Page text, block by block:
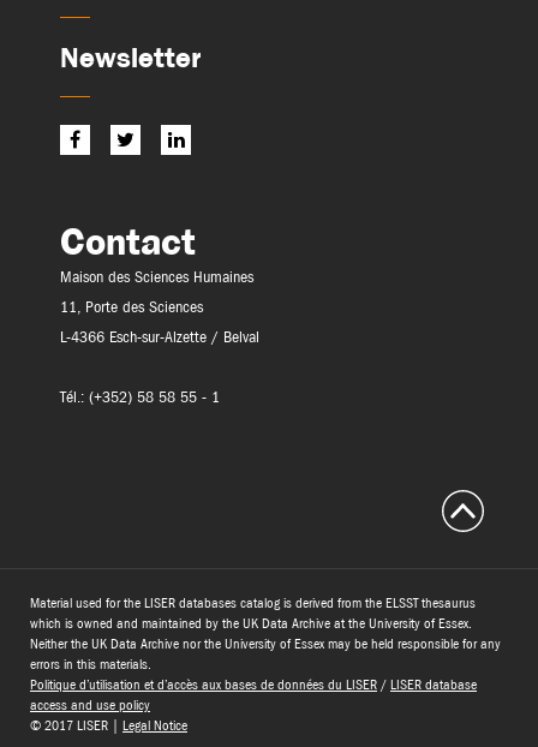
Newsletter
Contact
Maison des Sciences Humaines
11, Porte des Sciences
L-4366 Esch-sur-Alzette / Belval
Tél.: (+352) 58 58 55 - 1
Material used for the LISER databases catalog is derived from the ELSST thesaurus
which is owned and maintained by the UK Data Archive at the University of Essex.
Neither the UK Data Archive nor the University of Essex may be held responsible for any
errors in this materials.
Politique d’utilisation et d’accès aux bases de données du LISER / LISER database
access and use policy
© 2017 LISER | Legal Notice